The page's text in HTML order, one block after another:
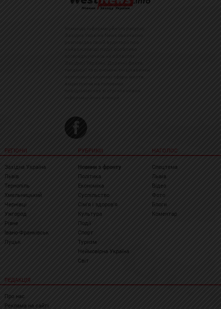
РЕГІОНИ
Західна Україна
Львів
Тернопіль
Хмельницький
Чернівці
Ужгород
Рівне
Івано-Франківськ
Луцьк
РУБРИКИ
Новини з фронту
Політика
Економіка
Суспільство
Сім'я і здоров'я
Культура
Події
Спорт
Туризм
Неймовірна Україна
Світ
НАГОЛОС
Спецтема
Львів
Відео
Фото
Блоги
Коментар
РЕДАКЦІЯ
Про нас
Реклама на сайті